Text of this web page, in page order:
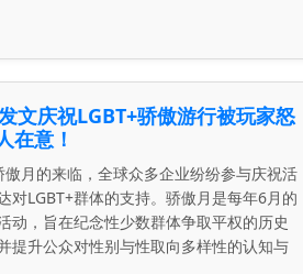
文庆祝LGBT+骄傲游行被玩家怒
在意！
傲月的来临，全球众多企业纷纷参与庆祝活
对LGBT+群体的支持。骄傲月是每年6月的
动，旨在纪念性少数群体争取平权的历史
提升公众对性别与性取向多样性的认知与